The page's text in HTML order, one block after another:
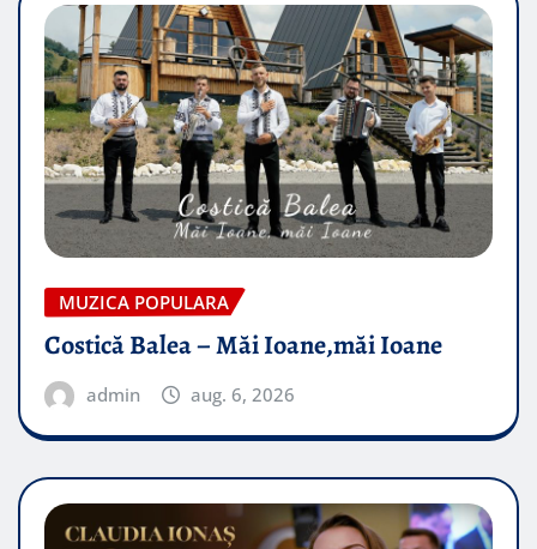
MUZICA POPULARA
Costică Balea – Măi Ioane,măi Ioane
admin aug. 6, 2026